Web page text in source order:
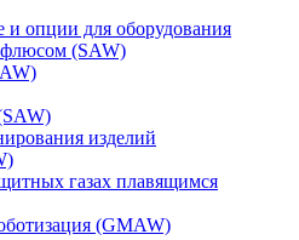
опции для оборудования
флюсом (SAW)
изделий
газах плавящимся
(GMAW)